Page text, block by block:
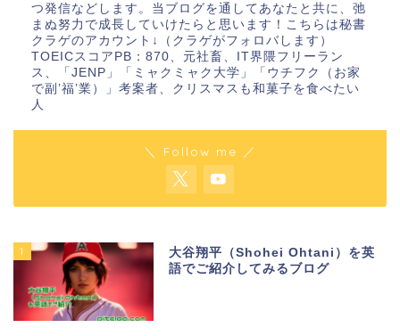
つ発信などします。当ブログを通してあなたと共に、弛
まぬ努力で成長していけたらと思います！こちらは秘書
クラゲのアカウント↓（クラゲがフォロバします）
TOEICスコアPB：870、元社畜、IT界隈フリーラン
ス、「JENP」「ミャクミャク大学」「ウチフク（お家
で副’福’業）」考案者、クリスマスも和菓子を食べたい
人
＼ Follow me ／
1
大谷翔平（Shohei Ohtani）を英
語でご紹介してみるブログ